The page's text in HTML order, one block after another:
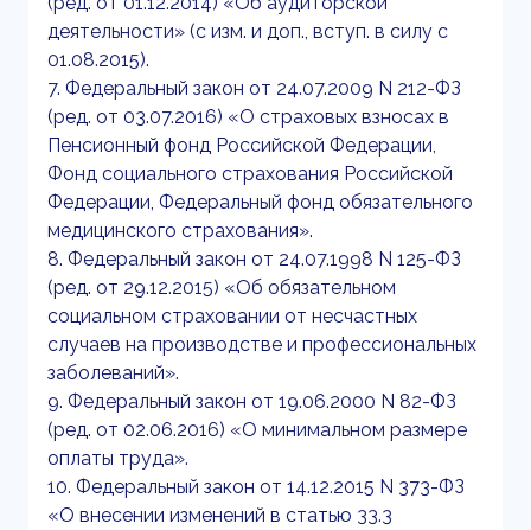
деятельности» (с изм. и доп., вступ. в силу с
01.08.2015).
7. Федеральный закон от 24.07.2009 N 212-ФЗ
(ред. от 03.07.2016) «О страховых взносах в
Пенсионный фонд Российской Федерации,
Фонд социального страхования Российской
Федерации, Федеральный фонд обязательного
медицинского страхования».
8. Федеральный закон от 24.07.1998 N 125-ФЗ
(ред. от 29.12.2015) «Об обязательном
социальном страховании от несчастных
случаев на производстве и профессиональных
заболеваний».
9. Федеральный закон от 19.06.2000 N 82-ФЗ
(ред. от 02.06.2016) «О минимальном размере
оплаты труда».
10. Федеральный закон от 14.12.2015 N 373-ФЗ
«О внесении изменений в статью 33.3